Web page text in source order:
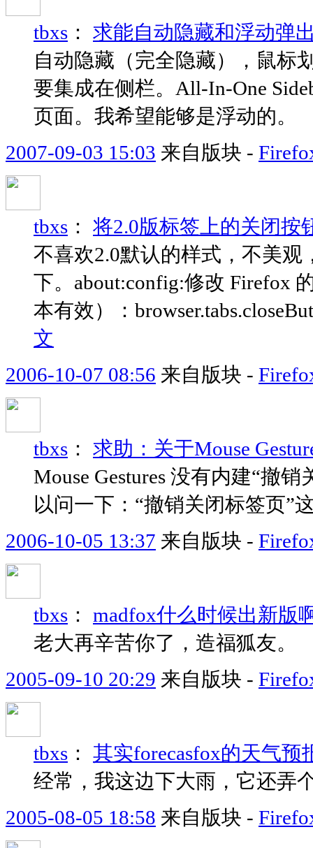
tbxs ： 求能自动隐藏和浮动弹
自动隐藏（完全隐藏），鼠标
要集成在侧栏。All-In-One
页面。我希望能够是浮动的。
2007-09-03 15:03 来自版块 -
tbxs ： 将2.0版标签上的关闭按
不喜欢2.0默认的样式，不美
下。about:config:修改 Firefox
本有效）：
文
2006-10-07 08:56 来自版块 -
tbxs ： 求助：关于Mouse
Mouse Gestures 没有内建“撤
以问一下：“撤销关闭标签页”
2006-10-05 13:37 来自版块 -
tbxs ： madfox什么时候出新版
老大再辛苦你了，造福狐友。
2005-09-10 20:29 来自版块 -
tbxs ： 其实forecasfox的天气预
经常，我这边下大雨，它还弄
2005-08-05 18:58 来自版块 -